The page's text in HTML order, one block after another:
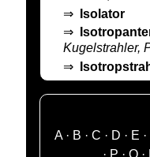
⇒
Isolator
⇒
Kugelstrahler,
⇒
A· B · C · D · E ·
· P ·Q ·